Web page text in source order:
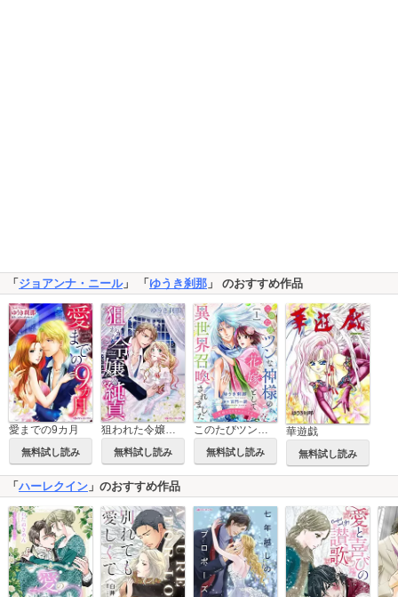
「 ジョアンナ・ニール」 「 ゆうき刹那 」 のおすすめ作品
愛までの9カ月
無料試し読み
狙われた令嬢の純真
無料試し読み
このたびツンな神様の花嫁として異世界召喚されました～夫婦になるためのひと月～
無料試し読み
華遊戯
無料試し読み
「 ハーレクイン 」のおすすめ作品